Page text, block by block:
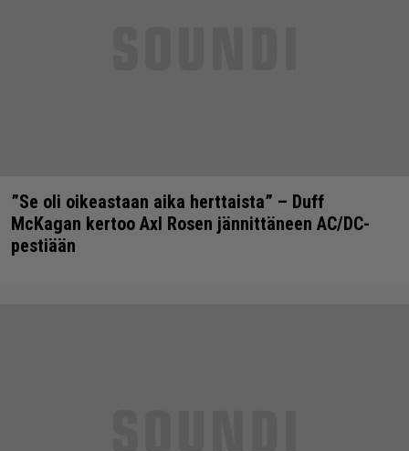
”Se oli oikeastaan aika herttaista” – Duff
McKagan kertoo Axl Rosen jännittäneen AC/DC-
pestiään